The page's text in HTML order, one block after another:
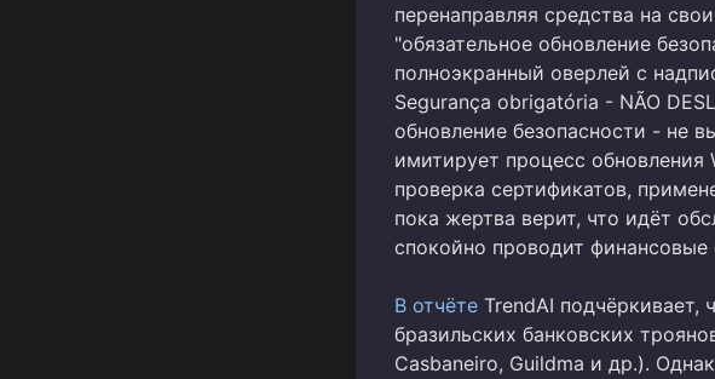
перенаправляя средства на
"обязательное обновление
полноэкранный оверлей с
Segurança obrigatória - NÃO
обновление безопасности - не
имитирует процесс обновления
проверка сертификатов,
пока жертва верит, что идёт
спокойно проводит финансовые
В отчёте TrendAI подчёркивает,
бразильских банковских
Casbaneiro, Guildma и др.).